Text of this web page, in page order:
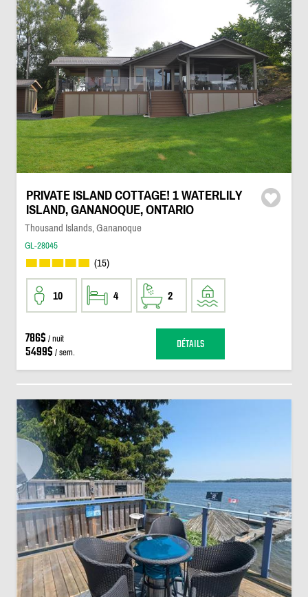
PRIVATE ISLAND COTTAGE! 1 WATERLILY
ISLAND, GANANOQUE, ONTARIO
Thousand Islands, Gananoque
GL-28045
(15)
10 4 2
786$ / nuit
5499$ / sem. DÉTAILS